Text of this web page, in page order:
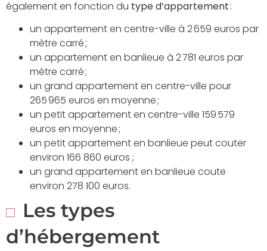
également en fonction du type d’appartement:
un appartement en centre-ville à 2 659 euros par
mètre carré ;
un appartement en banlieue à 2 781 euros par
mètre carré ;
un grand appartement en centre-ville pour
265 965 euros en moyenne ;
un petit appartement en centre-ville 159 579
euros en moyenne ;
un petit appartement en banlieue peut couter
environ 166 860 euros ;
un grand appartement en banlieue coute
environ 278 100 euros.
Les types
d’hébergement